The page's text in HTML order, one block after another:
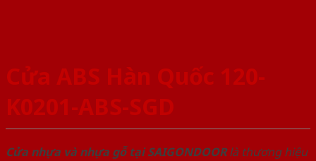
Cửa ABS Hàn Quốc 120-
K0201-ABS-SGD
Cửa nhựa và nhựa gỗ tại SAIGONDOORlà thương hiệu